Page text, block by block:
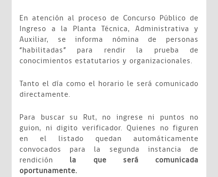
En atención al proceso de Concurso Público de
Ingreso a la Planta Técnica, Administrativa y
Auxiliar, se informa nómina de personas
“habilitadas” para rendir la prueba de
conocimientos estatutarios y organizacionales.
Tanto el día como el horario le será comunicado
directamente.
Para buscar su Rut, no ingrese ni puntos no
guion, ni digito verificador. Quienes no figuren
en el listado quedan automáticamente
convocados para la segunda instancia de
rendición
la que será comunicada
oportunamente.